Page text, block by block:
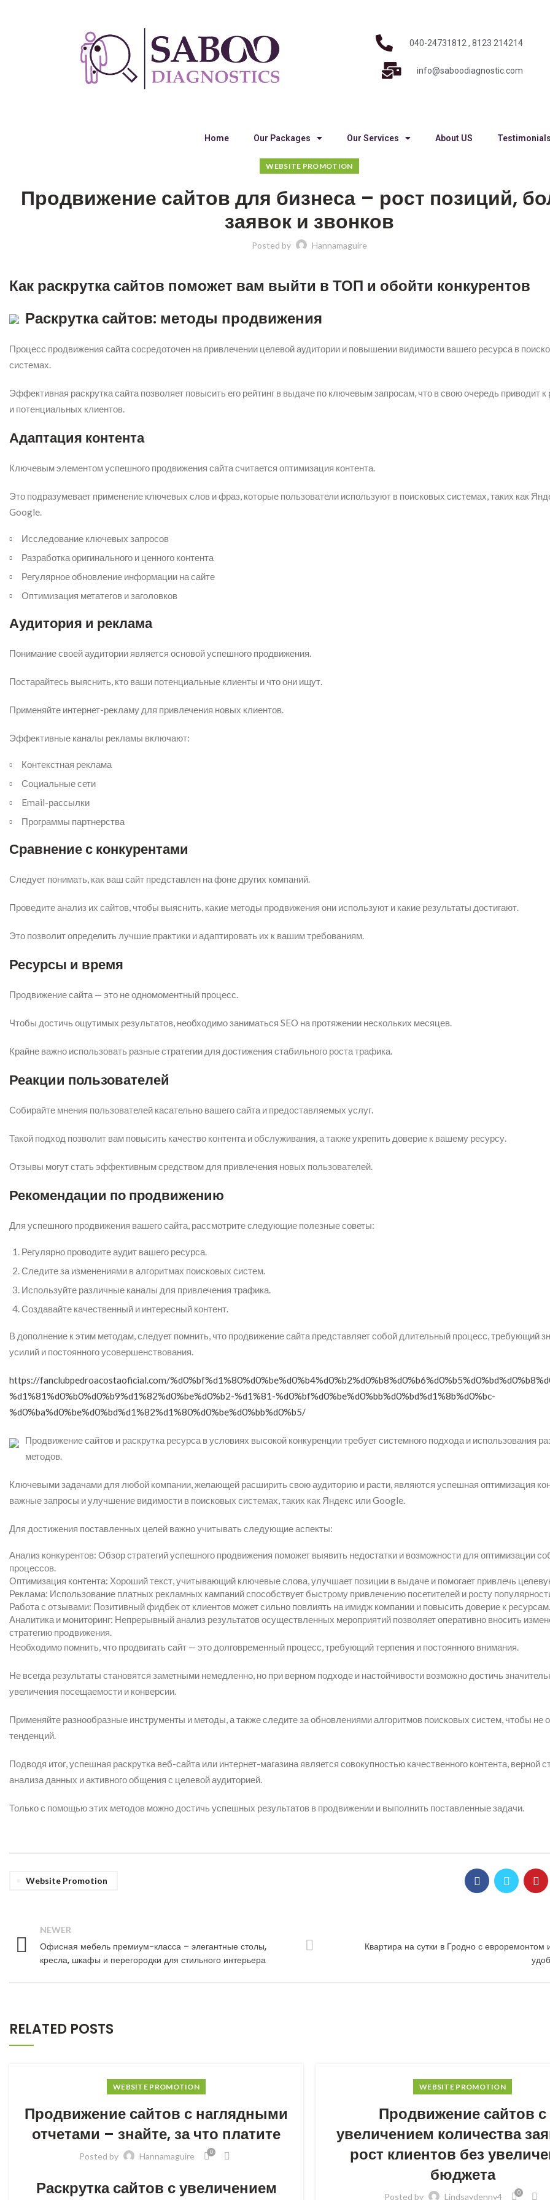
040-24731812 , 8123 214214
info@saboodiagnostic.com
Home Our Packages Our Services About US Testimonials
WEBSITE PROMOTION
Продвижение сайтов для бизнеса – рост позиций,
заявок и звонков
Posted by Hannamaguire
Как раскрутка сайтов поможет вам выйти в ТОП и обойти конкурентов
Раскрутка сайтов: методы продвижения
Процесс продвижения сайта сосредоточен на привлечении целевой аудитории и повышении видимости вашего ресурса в
системах.
Эффективная раскрутка сайта позволяет повысить его рейтинг в выдаче по ключевым запросам, что в свою очередь приводит к
и потенциальных клиентов.
Адаптация контента
Ключевым элементом успешного продвижения сайта считается оптимизация контента.
Это подразумевает применение ключевых слов и фраз, которые пользователи используют в поисковых системах, таких как
Google.
Исследование ключевых запросов
Разработка оригинального и ценного контента
Регулярное обновление информации на сайте
Оптимизация метатегов и заголовков
Аудитория и реклама
Понимание своей аудитории является основой успешного продвижения.
Постарайтесь выяснить, кто ваши потенциальные клиенты и что они ищут.
Применяйте интернет-рекламу для привлечения новых клиентов.
Эффективные каналы рекламы включают:
Контекстная реклама
Социальные сети
Email-рассылки
Программы партнерства
Сравнение с конкурентами
Следует понимать, как ваш сайт представлен на фоне других компаний.
Проведите анализ их сайтов, чтобы выяснить, какие методы продвижения они используют и какие результаты достигают.
Это позволит определить лучшие практики и адаптировать их к вашим требованиям.
Ресурсы и время
Продвижение сайта — это не одномоментный процесс.
Чтобы достичь ощутимых результатов, необходимо заниматься SEO на протяжении нескольких месяцев.
Крайне важно использовать разные стратегии для достижения стабильного роста трафика.
Реакции пользователей
Собирайте мнения пользователей касательно вашего сайта и предоставляемых услуг.
Такой подход позволит вам повысить качество контента и обслуживания, а также укрепить доверие к вашему ресурсу.
Отзывы могут стать эффективным средством для привлечения новых пользователей.
Рекомендации по продвижению
Для успешного продвижения вашего сайта, рассмотрите следующие полезные советы:
Регулярно проводите аудит вашего ресурса.
Следите за изменениями в алгоритмах поисковых систем.
Используйте различные каналы для привлечения трафика.
Создавайте качественный и интересный контент.
В дополнение к этим методам, следует помнить, что продвижение сайта представляет собой длительный процесс, требующий
усилий и постоянного усовершенствования.
https://fanclubpedroacostaoficial.com/
%d1%81%d0%b0%d0%b9%d1%82%d0%be%d0%b2-%d1%81-%d0%bf%d0%be%d0%bb%d0%bd%d1%8b%d0%bc-
%d0%ba%d0%be%d0%bd%d1%82%d1%80%d0%be%d0%bb%d0%b5/
Продвижение сайтов и раскрутка ресурса в условиях высокой конкуренции требует системного подхода и использования
методов.
Ключевыми задачами для любой компании, желающей расширить свою аудиторию и расти, являются успешная оптимизация
важные запросы и улучшение видимости в поисковых системах, таких как Яндекс или Google.
Для достижения поставленных целей важно учитывать следующие аспекты:
Анализ конкурентов: Обзор стратегий успешного продвижения поможет выявить недостатки и возможности для оптимизации
процессов.
Оптимизация контента: Хороший текст, учитывающий ключевые слова, улучшает позиции в выдаче и помогает привлечь
Реклама: Использование платных рекламных кампаний способствует быстрому привлечению посетителей и росту
Работа с отзывами: Позитивный фидбек от клиентов может сильно повлиять на имидж компании и повысить доверие к ресурсам.
Аналитика и мониторинг: Непрерывный анализ результатов осуществленных мероприятий позволяет оперативно вносить
стратегию продвижения.
Необходимо помнить, что продвигать сайт — это долговременный процесс, требующий терпения и постоянного внимания.
Не всегда результаты становятся заметными немедленно, но при верном подходе и настойчивости возможно достичь
увеличения посещаемости и конверсии.
Применяйте разнообразные инструменты и методы, а также следите за обновлениями алгоритмов поисковых систем, чтобы не
тенденций.
Подводя итог, успешная раскрутка веб-сайта или интернет-магазина является совокупностью качественного контента, верной
анализа данных и активного общения с целевой аудиторией.
Только с помощью этих методов можно достичь успешных результатов в продвижении и выполнить поставленные задачи.
Website Promotion
NEWER
Офисная мебель премиум-класса – элегантные столы,
кресла, шкафы и перегородки для стильного интерьера
Квартира на сутки в Гродно с евроремонтом
RELATED POSTS
WEBSITE PROMOTION
Продвижение сайтов с наглядными
отчетами – знайте, за что платите
Posted by Hannamaguire 0
Раскрутка сайтов с увеличением
WEBSITE PROMOTION
Продвижение сайтов с
увеличением количества
рост клиентов без
бюджета
Posted by Lindsaydenny4 0